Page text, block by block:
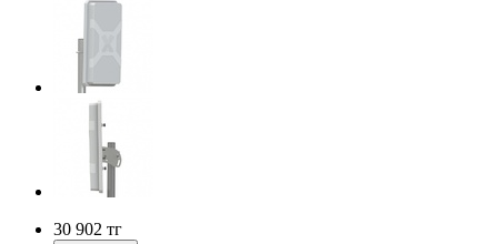
30 902 тг